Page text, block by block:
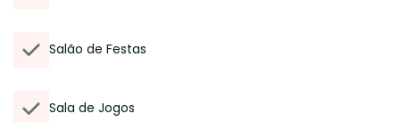
Salão de Festas
Sala de Jogos